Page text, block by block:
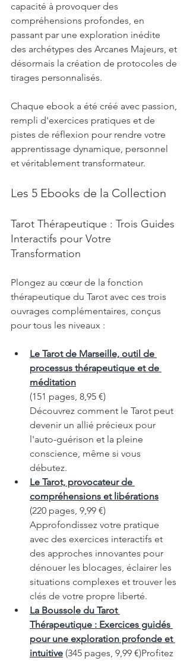
capacité à provoquer des
compréhensions profondes, en
passant par une exploration inédite
des archétypes des Arcanes Majeurs, et
désormais la création de protocoles de
tirages personnalisés.
Chaque ebook a été créé avec passion,
rempli d'exercices pratiques et de
pistes de réflexion pour rendre votre
apprentissage dynamique, personnel
et véritablement transformateur.
Les 5 Ebooks de la Collection
Tarot Thérapeutique : Trois Guides
Interactifs pour Votre
Transformation
Plongez au cœur de la fonction
thérapeutique du Tarot avec ces trois
ouvrages complémentaires, conçus
pour tous les niveaux :
Le Tarot de Marseille, outil de
processus thérapeutique et de
méditation
(151 pages, 8,95 €)
Découvrez comment le Tarot peut
devenir un allié précieux pour
l'auto-guérison et la pleine
conscience, même si vous
débutez.
Le Tarot, provocateur de
compréhensions et libérations
(220 pages, 9,99 €)
Approfondissez votre pratique
avec des exercices interactifs et
des approches innovantes pour
dénouer les blocages, éclairer les
situations complexes et trouver les
clés de votre propre liberté.
La Boussole du Tarot
Thérapeutique : Exercices guidés
pour une exploration profonde et
intuitive (345 pages, 9,99 €)Profitez